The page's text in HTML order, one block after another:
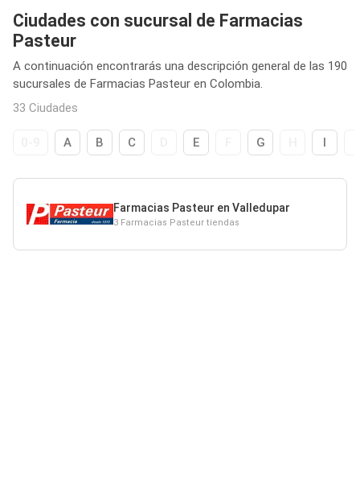
Ciudades con sucursal de Farmacias
Pasteur
A continuación encontrarás una descripción general de las 190
sucursales de Farmacias Pasteur en Colombia.
33 Ciudades
A B C E G I
Farmacias Pasteur en Valledupar
3 Farmacias Pasteur tiendas